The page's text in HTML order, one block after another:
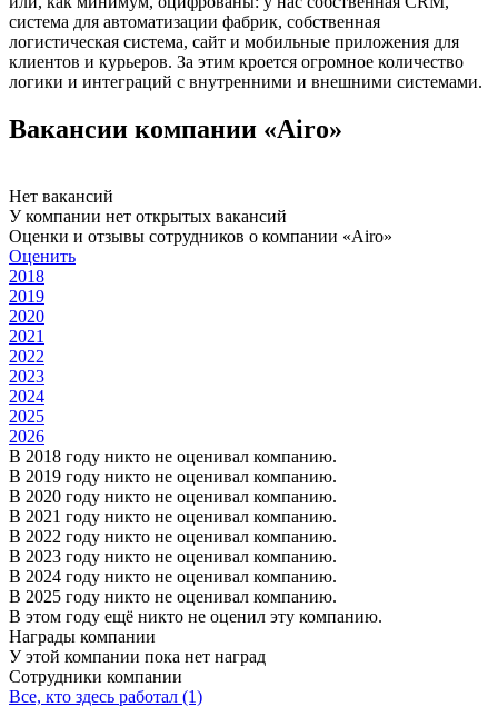
система для автоматизации фабрик, собственная
логистическая система, сайт и мобильные приложения для
клиентов и курьеров. За этим кроется огромное количество
логики и интеграций с внутренними и внешними системами.
Вакансии компании «Airo»
Нет вакансий
У компании нет открытых вакансий
Оценки и отзывы сотрудников о компании «Airo»
Оценить
2018
2019
2020
2021
2022
2023
2024
2025
2026
В 2018 году никто не оценивал компанию.
В 2019 году никто не оценивал компанию.
В 2020 году никто не оценивал компанию.
В 2021 году никто не оценивал компанию.
В 2022 году никто не оценивал компанию.
В 2023 году никто не оценивал компанию.
В 2024 году никто не оценивал компанию.
В 2025 году никто не оценивал компанию.
В этом году ещё никто не оценил эту компанию.
Награды компании
У этой компании пока нет наград
Сотрудники компании
Все, кто здесь работал (1)